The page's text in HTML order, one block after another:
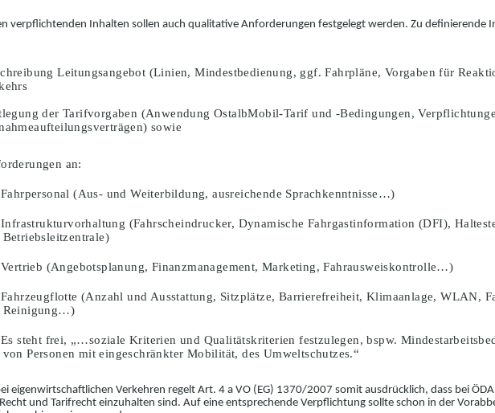
n verpflichtenden Inhalten sollen auch qualitative Anforderungen festgelegt werden. Zu definierende
Leitungsangebot (Linien, Mindestbedienung, ggf. Fahrpläne, Vorgaben für
der Tarifvorgaben (Anwendung OstalbMobil-Tarif und -Bedingungen,
ilungsverträgen) sowie
an:
Fahrpersonal (Aus- und Weiterbildung, ausreichende Sprachkenntnisse…)
Infrastrukturvorhaltung (Fahrscheindrucker, Dynamische Fahrgastinformation (DFI),
Betriebsleitzentrale)
Vertrieb (Angebotsplanung, Finanzmanagement, Marketing, Fahrausweiskontrolle…)
Fahrzeugflotte (Anzahl und Ausstattung, Sitzplätze, Barrierefreiheit, Klimaanlage, WLAN,
Reinigung…)
Es steht frei, „…soziale Kriterien und Qualitätskriterien festzulegen, bspw.
von Personen mit eingeschränkter Mobilität, des Umweltschutzes.“
eigenwirtschaftlichen Verkehren regelt Art. 4 a VO (EG) 1370/2007 somit ausdrücklich, dass bei
und Tarifrecht einzuhalten sind. Auf eine entsprechende Verpflichtung sollte schon in der